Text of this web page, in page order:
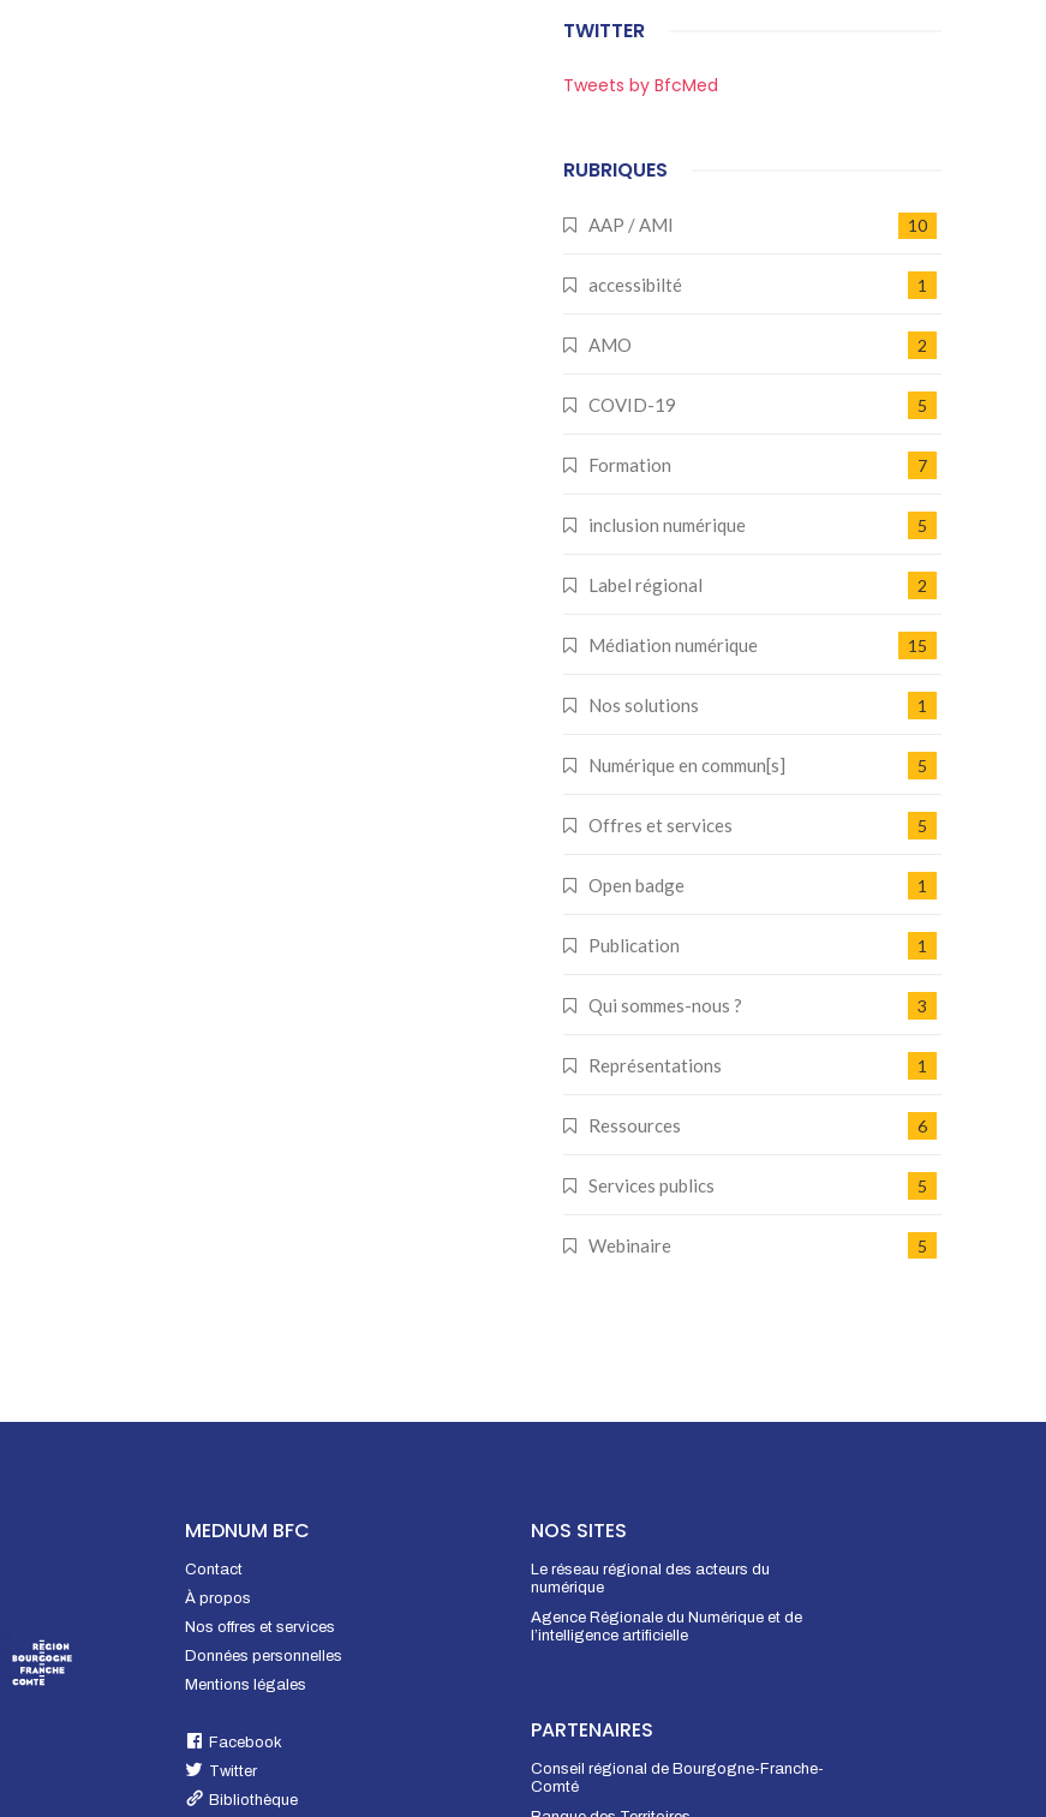
TWITTER
Tweets by BfcMed
RUBRIQUES
AAP / AMI 10
accessibilté 1
AMO 2
COVID-19 5
Formation 7
inclusion numérique 5
Label régional 2
Médiation numérique 15
Nos solutions 1
Numérique en commun[s] 5
Offres et services 5
Open badge 1
Publication 1
Qui sommes-nous ? 3
Représentations 1
Ressources 6
Services publics 5
Webinaire 5
MEDNUM BFC
Contact
À propos
Nos offres et services
Données personnelles
Mentions légales
Facebook
Twitter
Bibliothèque
NOS SITES
Le réseau régional des acteurs du
numérique
Agence Régionale du Numérique et de
l’intelligence artificielle
PARTENAIRES
Conseil régional de Bourgogne-Franche-
Comté